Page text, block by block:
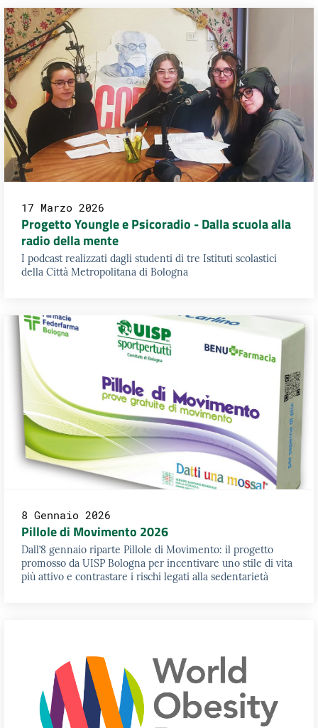
17 Marzo 2026
Progetto Youngle e Psicoradio - Dalla scuola alla
radio della mente
I podcast realizzati dagli studenti di tre Istituti scolastici
della Città Metropolitana di Bologna
8 Gennaio 2026
Pillole di Movimento 2026
Dall’8 gennaio riparte Pillole di Movimento: il progetto
promosso da UISP Bologna per incentivare uno stile di vita
più attivo e contrastare i rischi legati alla sedentarietà